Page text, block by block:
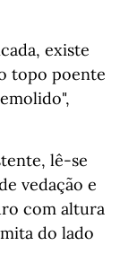
existe
topo poente
lê-se
vedação e
com altura
do lado